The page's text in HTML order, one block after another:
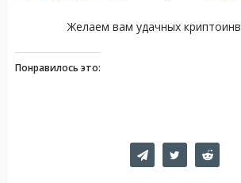
Желаем вам удачных
Понравилось это: